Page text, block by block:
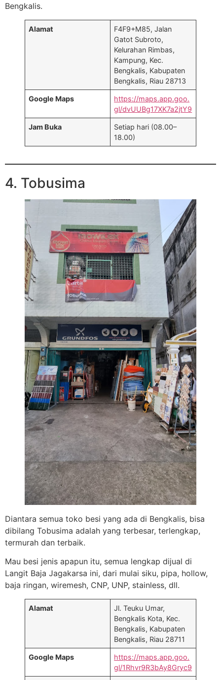
Bengkalis.
Alamat
F4F9+M85, Jalan
Gatot Subroto,
Kelurahan Rimbas,
Kampung, Kec.
Bengkalis, Kabupaten
Bengkalis, Riau 28713
Google Maps
https://maps.app.goo.
gl/dvUUBg17XK7a2jtY9
Jam Buka
Setiap hari (08.00–
18.00)
4. Tobusima
Diantara semua toko besi yang ada di Bengkalis, bisa
dibilang Tobusima adalah yang terbesar, terlengkap,
termurah dan terbaik.
Mau besi jenis apapun itu, semua lengkap dijual di
Langit Baja Jagakarsa ini, dari mulai siku, pipa, hollow,
baja ringan, wiremesh, CNP, UNP, stainless, dll.
Alamat
Jl. Teuku Umar,
Bengkalis Kota, Kec.
Bengkalis, Kabupaten
Bengkalis, Riau 28711
Google Maps
https://maps.app.goo.
gl/1Rhvr9R3bAy8Gryc9